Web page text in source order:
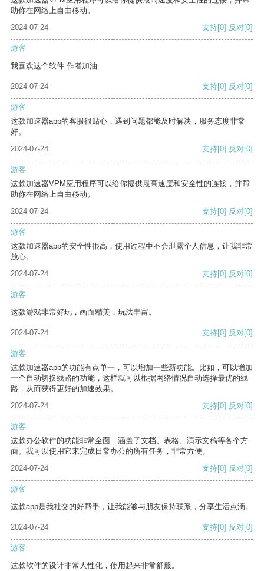
助你在网络上自由移动。
2024-07-24
支持[0] 反对[0]
游客
我喜欢这个软件 作者加油
2024-07-24 支持[0] 反对[0]
游客
这款加速器app的客服很贴心，遇到问题都能及时解决，服务态度非常
好。
2024-07-24
支持[0] 反对[0]
游客
这款加速器VPM应用程序可以给你提供最高速度和安全性的连接，并帮
助你在网络上自由移动。
2024-07-24
支持[0] 反对[0]
游客
这款加速器app的安全性很高，使用过程中不会泄露个人信息，让我非常
放心。
2024-07-24
支持[0] 反对[0]
游客
这款游戏非常好玩，画面精美，玩法丰富。
2024-07-24 支持[0] 反对[0]
游客
这款加速器app的功能有点单一，可以增加一些新功能。比如，可以增加
一个自动切换线路的功能，这样就可以根据网络情况自动选择最优的线
路，从而获得更好的加速效果。
2024-07-24
支持[0] 反对[0]
游客
这款办公软件的功能非常全面，涵盖了文档、表格、演示文稿等各个方
面。我可以使用它来完成日常办公的所有任务，非常方便。
2024-07-24
支持[0] 反对[0]
游客
这款app是我社交的好帮手，让我能够与朋友保持联系，分享生活点滴。
2024-07-24 支持[0] 反对[0]
游客
这款软件的设计非常人性化，使用起来非常舒服。